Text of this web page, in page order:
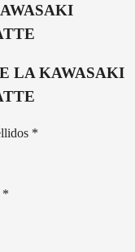
LA KAWASAKI
*
*